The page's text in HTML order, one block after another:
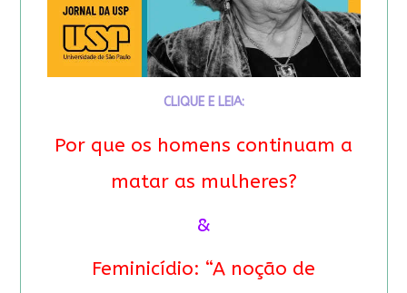
CLIQUE E LEIA:
Por que os homens continuam a
matar as mulheres?
&
Feminicídio: “A noção de